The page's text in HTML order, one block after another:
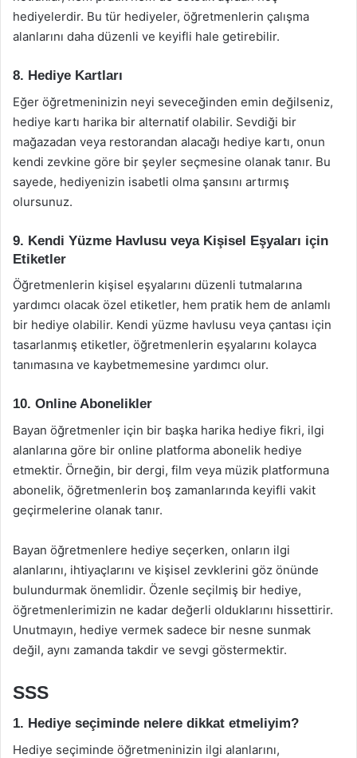
hediyelerdir. Bu tür hediyeler, öğretmenlerin çalışma
alanlarını daha düzenli ve keyifli hale getirebilir.
8. Hediye Kartları
Eğer öğretmeninizin neyi seveceğinden emin değilseniz,
hediye kartı harika bir alternatif olabilir. Sevdiği bir
mağazadan veya restorandan alacağı hediye kartı, onun
kendi zevkine göre bir şeyler seçmesine olanak tanır. Bu
sayede, hediyenizin isabetli olma şansını artırmış
olursunuz.
9. Kendi Yüzme Havlusu veya Kişisel Eşyaları için
Etiketler
Öğretmenlerin kişisel eşyalarını düzenli tutmalarına
yardımcı olacak özel etiketler, hem pratik hem de anlamlı
bir hediye olabilir. Kendi yüzme havlusu veya çantası için
tasarlanmış etiketler, öğretmenlerin eşyalarını kolayca
tanımasına ve kaybetmemesine yardımcı olur.
10. Online Abonelikler
Bayan öğretmenler için bir başka harika hediye fikri, ilgi
alanlarına göre bir online platforma abonelik hediye
etmektir. Örneğin, bir dergi, film veya müzik platformuna
abonelik, öğretmenlerin boş zamanlarında keyifli vakit
geçirmelerine olanak tanır.
Bayan öğretmenlere hediye seçerken, onların ilgi
alanlarını, ihtiyaçlarını ve kişisel zevklerini göz önünde
bulundurmak önemlidir. Özenle seçilmiş bir hediye,
öğretmenlerimizin ne kadar değerli olduklarını hissettirir.
Unutmayın, hediye vermek sadece bir nesne sunmak
değil, aynı zamanda takdir ve sevgi göstermektir.
SSS
1. Hediye seçiminde nelere dikkat etmeliyim?
Hediye seçiminde öğretmeninizin ilgi alanlarını,